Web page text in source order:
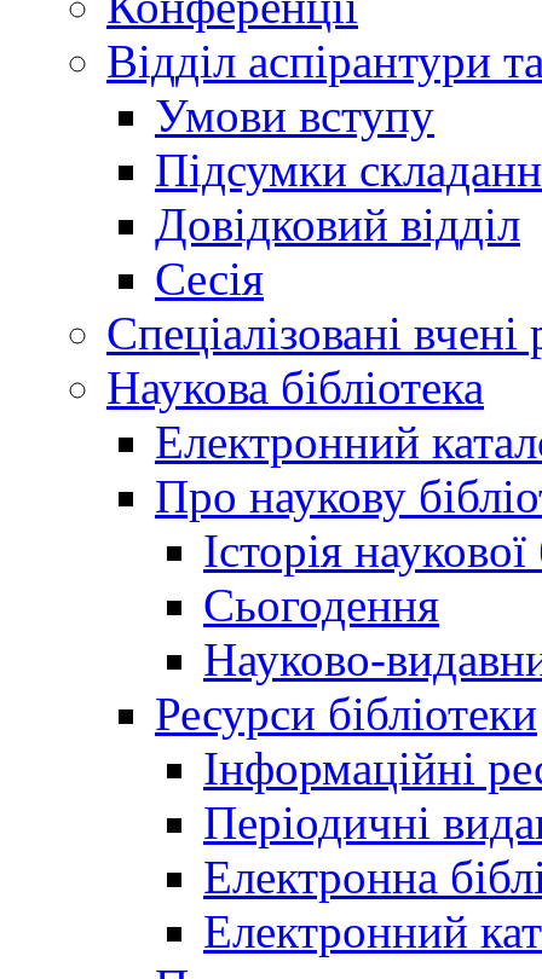
Відділ аспірантури
Умови вступу
Підсумки
Довідковий відділ
Сесія
Спеціалізовані вчені
Наукова бібліотека
Електронний
Про наукову
Історія
Сьогодення
Науково-
Ресурси бібліотеки
Інформаційні
Періодичні
Електронна
Електронний